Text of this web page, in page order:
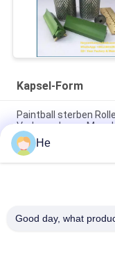
Kapsel-Form
Paintball sterben
Verkapselungs-
AL/Cu-Kapsel-Form
Fische formen
He
Good day, what